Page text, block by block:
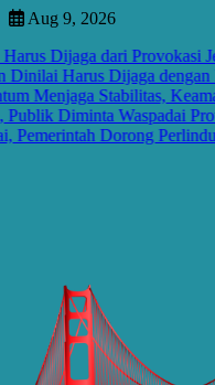
Skip
content
Aug 9, 2026
Dijaga dari Provokasi
Harus Dijaga dengan
Stabilitas, Keamanan,
Diminta Waspadai
Dorong Perlindungan